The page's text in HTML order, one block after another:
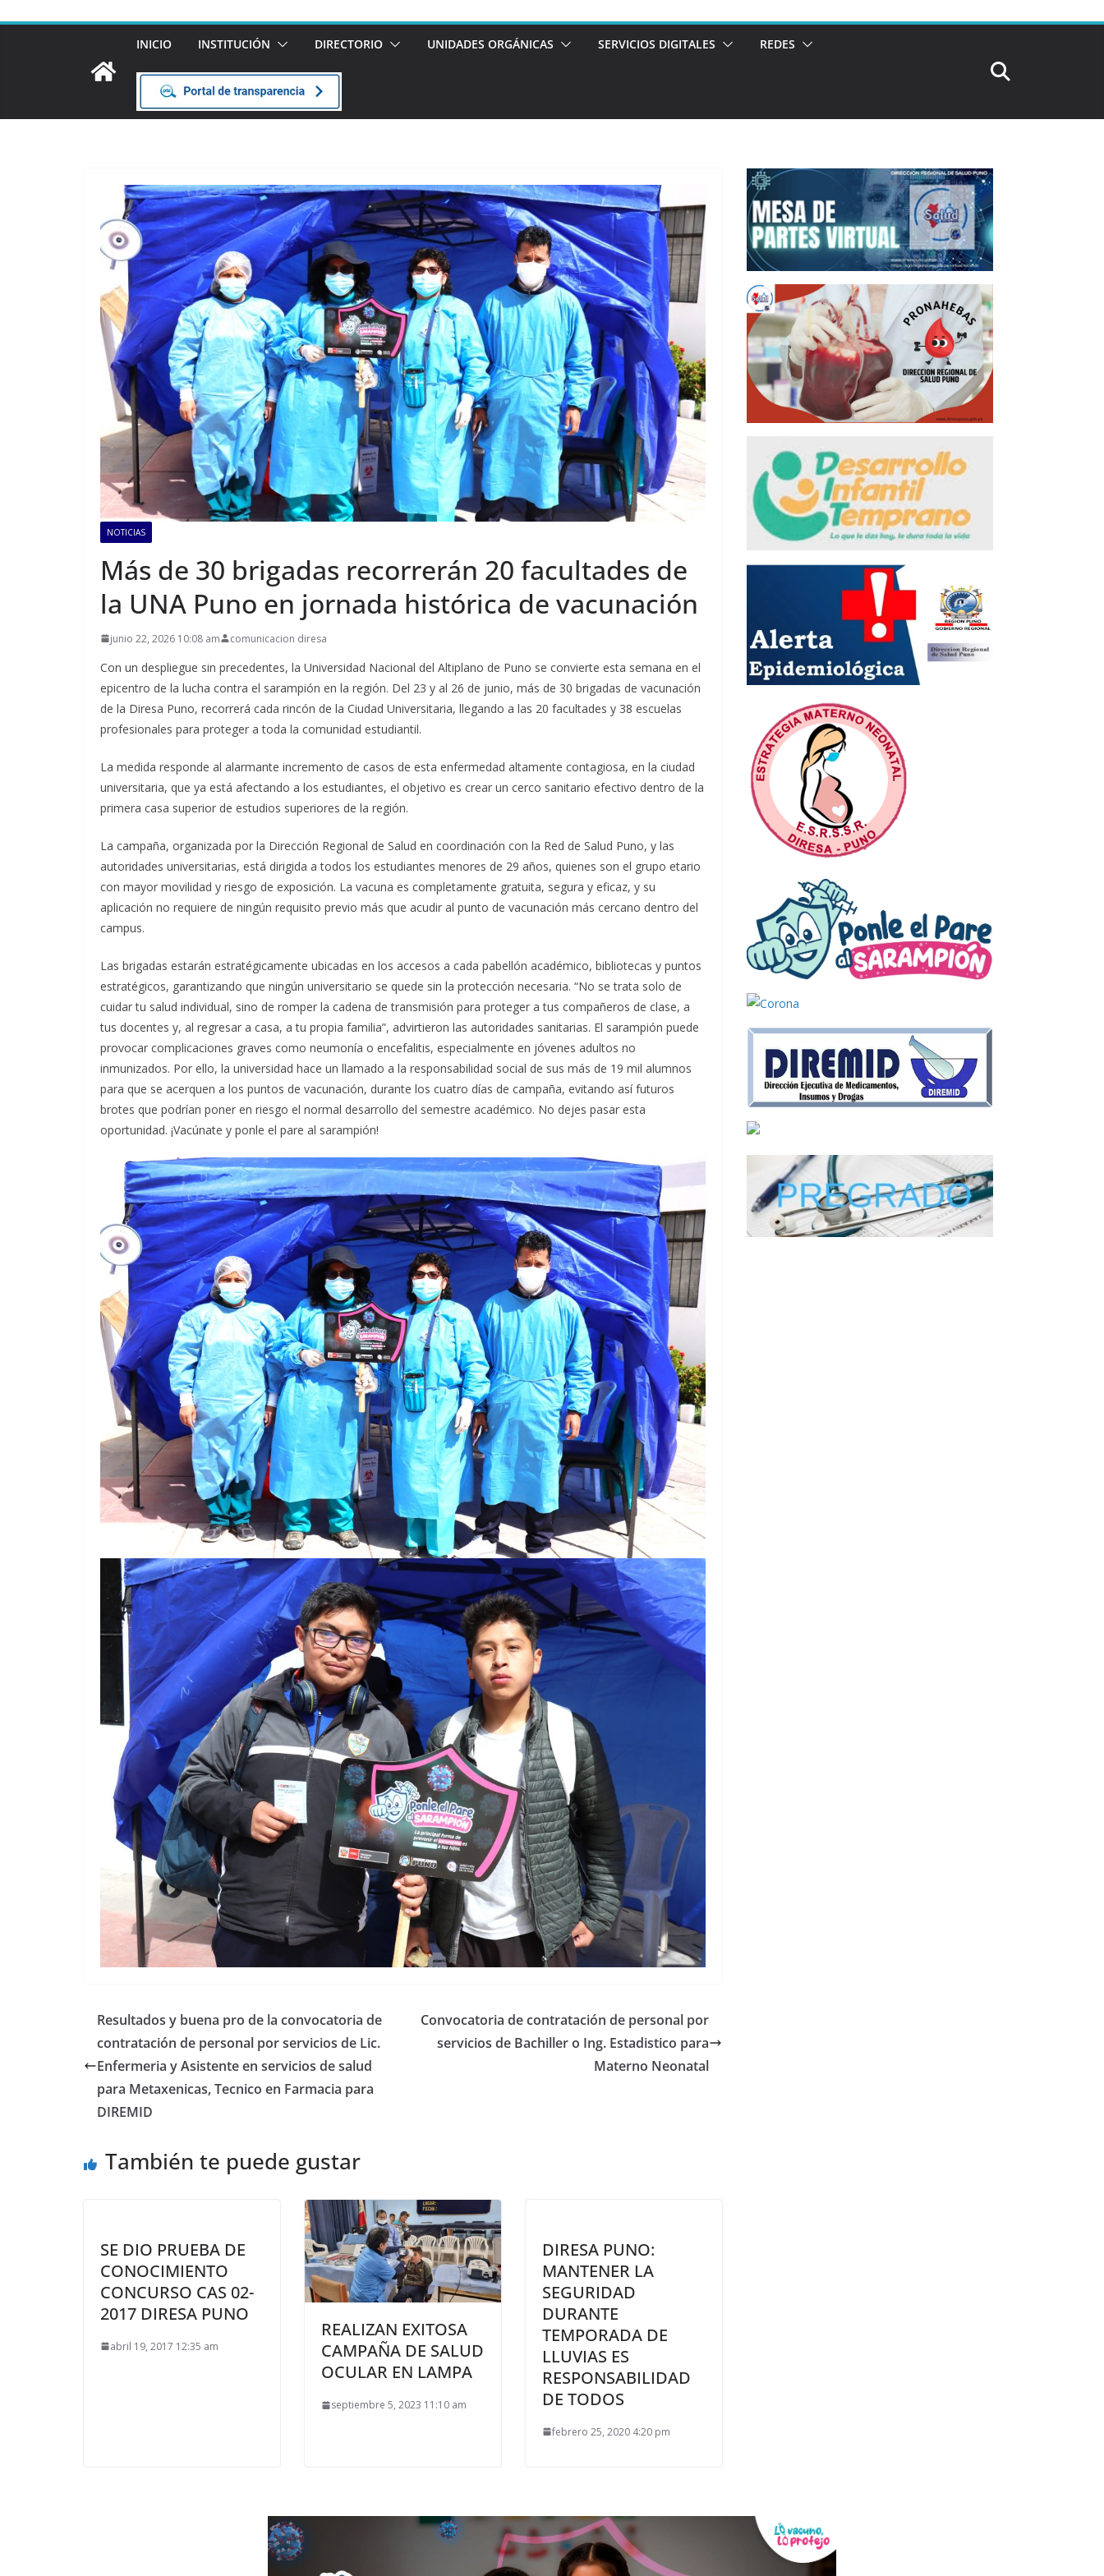
INICIO INSTITUCIÓN DIRECTORIO UNIDADES ORGÁNICAS SERVICIOS DIGITALES REDES
NOTICIAS
Más de 30 brigadas recorrerán 20 facultades de
la UNA Puno en jornada histórica de vacunación
junio 22, 2026 10:08 am comunicacion diresa
Con un despliegue sin precedentes, la Universidad Nacional del Altiplano de Puno se convierte esta semana en el
epicentro de la lucha contra el sarampión en la región. Del 23 y al 26 de junio, más de 30 brigadas de vacunación
de la Diresa Puno, recorrerá cada rincón de la Ciudad Universitaria, llegando a las 20 facultades y 38 escuelas
profesionales para proteger a toda la comunidad estudiantil.
La medida responde al alarmante incremento de casos de esta enfermedad altamente contagiosa, en la ciudad
universitaria, que ya está afectando a los estudiantes, el objetivo es crear un cerco sanitario efectivo dentro de la
primera casa superior de estudios superiores de la región.
La campaña, organizada por la Dirección Regional de Salud en coordinación con la Red de Salud Puno, y las
autoridades universitarias, está dirigida a todos los estudiantes menores de 29 años, quienes son el grupo etario
con mayor movilidad y riesgo de exposición. La vacuna es completamente gratuita, segura y eficaz, y su
aplicación no requiere de ningún requisito previo más que acudir al punto de vacunación más cercano dentro del
campus.
Las brigadas estarán estratégicamente ubicadas en los accesos a cada pabellón académico, bibliotecas y puntos
estratégicos, garantizando que ningún universitario se quede sin la protección necesaria. “No se trata solo de
cuidar tu salud individual, sino de romper la cadena de transmisión para proteger a tus compañeros de clase, a
tus docentes y, al regresar a casa, a tu propia familia”, advirtieron las autoridades sanitarias. El sarampión puede
provocar complicaciones graves como neumonía o encefalitis, especialmente en jóvenes adultos no
inmunizados. Por ello, la universidad hace un llamado a la responsabilidad social de sus más de 19 mil alumnos
para que se acerquen a los puntos de vacunación, durante los cuatro días de campaña, evitando así futuros
brotes que podrían poner en riesgo el normal desarrollo del semestre académico. No dejes pasar esta
oportunidad. ¡Vacúnate y ponle el pare al sarampión!
Resultados y buena pro de la convocatoria de
contratación de personal por servicios de Lic.
Enfermeria y Asistente en servicios de salud
para Metaxenicas, Tecnico en Farmacia para
DIREMID
Convocatoria de contratación de personal por
servicios de Bachiller o Ing. Estadistico para
Materno Neonatal
También te puede gustar
SE DIO PRUEBA DE
CONOCIMIENTO
CONCURSO CAS 02-
2017 DIRESA PUNO
abril 19, 2017 12:35 am
REALIZAN EXITOSA
CAMPAÑA DE SALUD
OCULAR EN LAMPA
septiembre 5, 2023 11:10 am
DIRESA PUNO:
MANTENER LA
SEGURIDAD
DURANTE
TEMPORADA DE
LLUVIAS ES
RESPONSABILIDAD
DE TODOS
febrero 25, 2020 4:20 pm